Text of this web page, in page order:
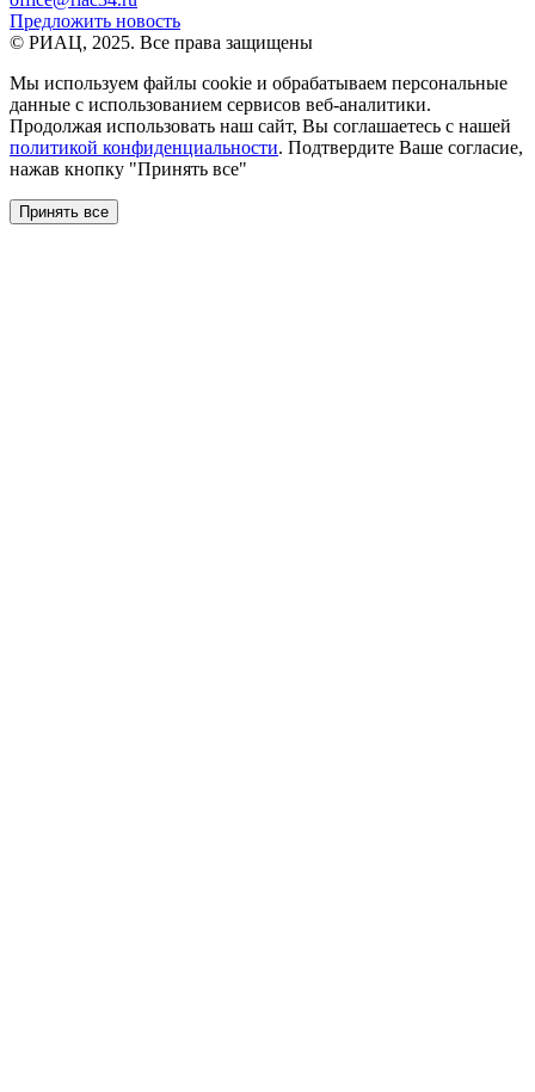
Предложить новость
© РИАЦ, 2025. Все права защищены
Мы используем файлы сookie и обрабатываем персональные
данные с использованием сервисов веб-аналитики.
Продолжая использовать наш сайт, Вы соглашаетесь с нашей
политикой конфиденциальности. Подтвердите Ваше согласие,
нажав кнопку "Принять все"
Принять все